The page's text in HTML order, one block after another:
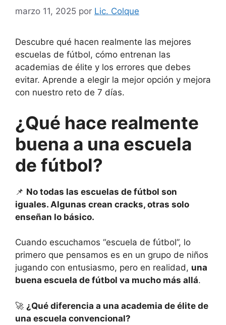
marzo 11, 2025 por Lic. Colque
Descubre qué hacen realmente las mejores
escuelas de fútbol, ​​cómo entrenan las
academias de élite y los errores que debes
evitar. Aprende a elegir la mejor opción y mejora
con nuestro reto de 7 días.
¿Qué hace realmente
buena a una escuela
de fútbol?
📌 No todas las escuelas de fútbol son
iguales. Algunas crean cracks, otras solo
enseñan lo básico.
Cuando escuchamos “escuela de fútbol”, lo
primero que pensamos es en un grupo de niños
jugando con entusiasmo, pero en realidad, una
buena escuela de fútbol va mucho más allá.
🚀 ¿Qué diferencia a una academia de élite de
una escuela convencional?